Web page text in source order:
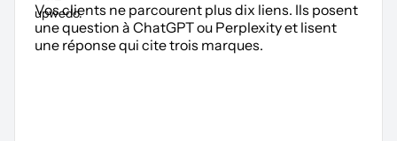
Vos clients ne parcourent plus dix liens. Ils posent
une question à ChatGPT ou Perplexity et lisent
une réponse qui cite trois marques.